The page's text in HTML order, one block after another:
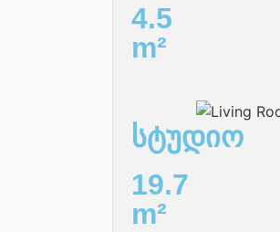
4.5
m²
სტუდიო
19.7
m²